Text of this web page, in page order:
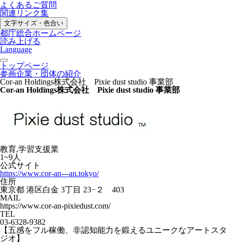
よくあるご質問
関連リンク集
文字サイズ・色合い
都庁総合ホームページ
読み上げる
Language
トップページ
参画企業・団体の紹介
Cor-an Holdings株式会社 Pixie dust studio 事業部
Cor-an Holdings株式会社 Pixie dust studio 事業部
教育,学習支援業
1~9人
公式サイト
https://www.cor-an---an.tokyo/
住所
東京都 港区白金 3丁目 23−２ 403
MAIL
https://www.cor-an-pixiedust.com/
TEL
03-6328-9382
【五感をフル稼働、非認知能力を鍛えるユニークなアートスタ
ジオ】